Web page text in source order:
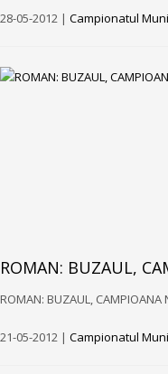
28-05-2012 | Campionatul
ROMAN: BUZAUL,
ROMAN: BUZAUL, CAMPIOANA
21-05-2012 | Campionatul